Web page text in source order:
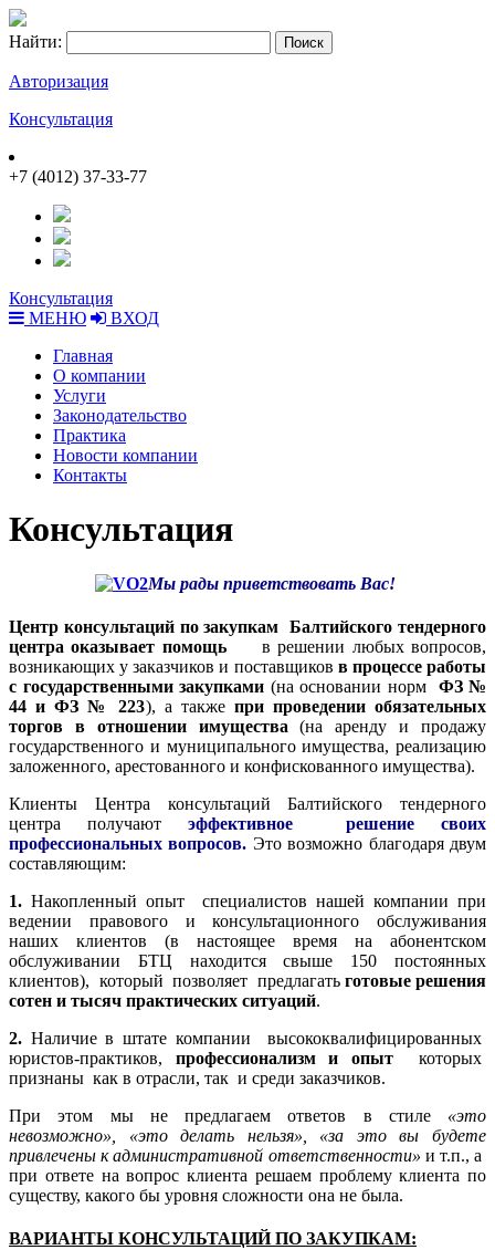
Найти:
Авторизация
Консультация
+7 (4012) 37-33-77
Консультация
МЕНЮ
ВХОД
Главная
О компании
Услуги
Законодательство
Практика
Новости компании
Контакты
Консультация
Мы рады приветствовать Вас!
Центр консультаций по закупкам Балтийского тендерного
центра оказывает помощьв решении любых вопросов,
возникающих у заказчиков и поставщиков в процессе работы
с государственными закупками (на основании нормФЗ №
44 и ФЗ № 223), а также при проведении обязательных
торгов в отношении имущества (на аренду и продажу
государственного и муниципального имущества, реализацию
заложенного, арестованного и конфискованного имущества).
Клиенты Центра консультаций Балтийского тендерного
центра получают эффективное решение своих
профессиональных вопросов. Это возможно благодаря двум
составляющим:
1. Накопленный опыт специалистов нашей компании при
ведении правового и консультационного обслуживания
наших клиентов (в настоящее время на абонентском
обслуживании БТЦ находится свыше 150 постоянных
клиентов), который позволяет предлагать готовые решения
сотен и тысяч практических ситуаций.
2. Наличие в штате компании высококвалифицированных
юристов-практиков, профессионализм и опыткоторых
признаны как в отрасли, так и среди заказчиков.
При этом мы не предлагаем ответов в стиле «это
невозможно», «это делать нельзя», «за это вы будете
привлечены к административной ответственности» и т.п., а
при ответе на вопрос клиента решаем проблему клиента по
существу, какого бы уровня сложности она не была.
ВАРИАНТЫ КОНСУЛЬТАЦИЙ ПО ЗАКУПКАМ: